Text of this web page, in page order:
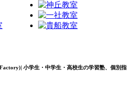
小学生・中学生・高校生の学習塾、個別指